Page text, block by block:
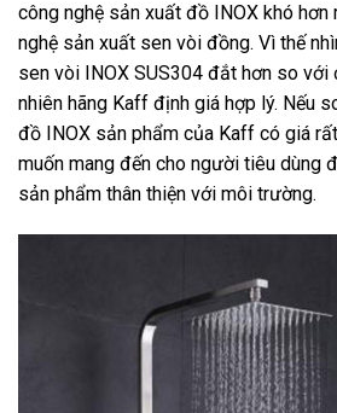
công nghệ sản xuất đồ INOX khó
nghệ sản xuất sen vòi đồng. Vì thế
sen vòi INOX SUS304 đắt hơn so
nhiên hãng Kaff định giá hợp lý. Nếu
đồ INOX sản phẩm của Kaff có giá
muốn mang đến cho người tiêu dùng
sản phẩm thân thiện với môi trường.